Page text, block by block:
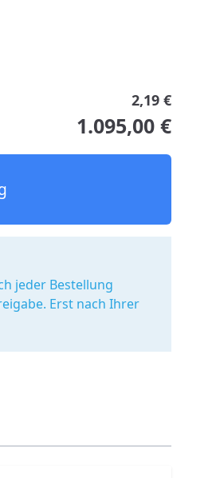
2,19 €
1.095,00 €
jeder Bestellung
Erst nach Ihrer